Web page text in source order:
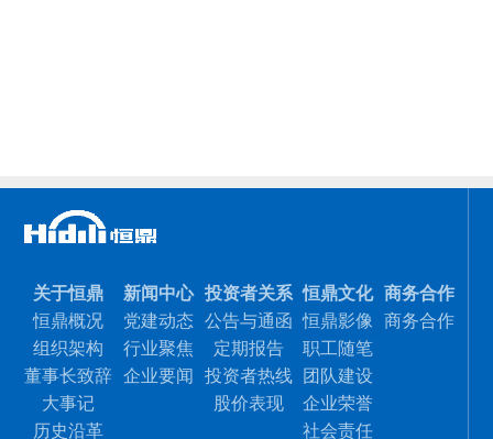
关于恒鼎
恒鼎概况
组织架构
董事长致辞
大事记
历史沿革
新闻中心
党建动态
行业聚焦
企业要闻
投资者关系
公告与通函
定期报告
投资者热线
股价表现
恒鼎文化
恒鼎影像
职工随笔
团队建设
企业荣誉
社会责任
商务合作
商务合作